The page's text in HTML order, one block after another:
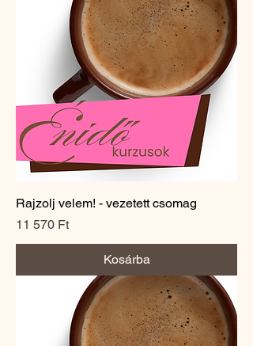
Rajzolj velem! - vezetett csomag
Ár
11 570 Ft
Kosárba